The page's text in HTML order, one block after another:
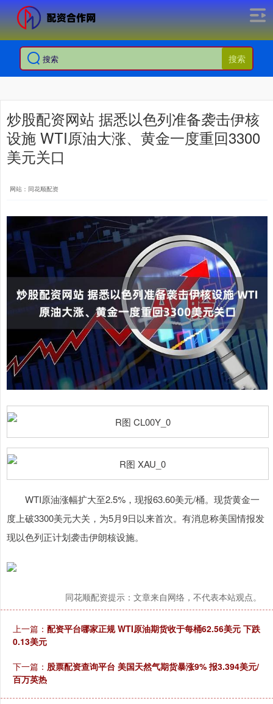
搜索
炒股配资网站 据悉以色列准备袭击伊核
设施 WTI原油大涨、黄金一度重回3300
美元关口
网站：同花顺配资
WTI原油涨幅扩大至2.5%，现报63.60美元/桶。现货黄金一
度上破3300美元大关，为5月9日以来首次。有消息称美国情报发
现以色列正计划袭击伊朗核设施。
同花顺配资提示：文章来自网络，不代表本站观点。
上一篇： 配资平台哪家正规 WTI原油期货收于每桶62.56美元 下跌
0.13美元
下一篇： 股票配资查询平台 美国天然气期货暴涨9% 报3.394美元/
百万英热